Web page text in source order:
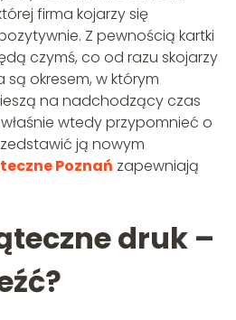
firma kojarzy się
Z pewnością kartki
czymś, co od razu skojarzy
są okresem, w którym
na nadchodzący czas
wtedy przypomnieć o
ją nowym
Poznań zapewniają
druk –